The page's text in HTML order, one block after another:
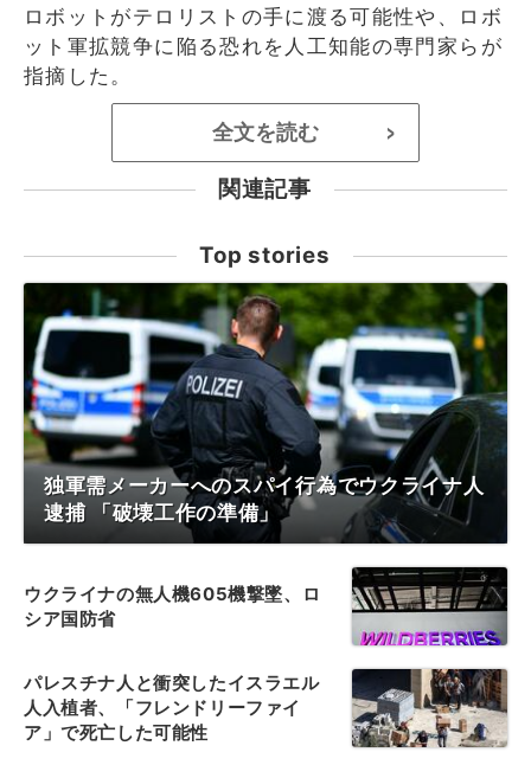
ロボットがテロリストの手に渡る可能性や、ロボ
ット軍拡競争に陥る恐れを人工知能の専門家らが
指摘した。
全文を読む >
関連記事
Top stories
独軍需メーカーへのスパイ行為でウクライナ人
逮捕 「破壊工作の準備」
ウクライナの無人機605機撃墜、ロ
シア国防省
パレスチナ人と衝突したイスラエル
人入植者、「フレンドリーファイ
ア」で死亡した可能性